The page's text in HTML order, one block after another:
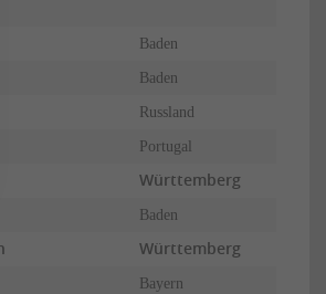
Baden
Baden
Russland
Portugal
Württemberg
Baden
Württemberg
Bayern